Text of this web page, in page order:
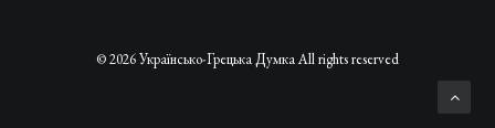
© 2026 Українсько-Грецька Думка All rights reserved